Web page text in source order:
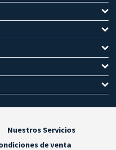
Nuestros Servicios
de venta